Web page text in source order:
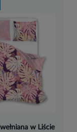
w Liście